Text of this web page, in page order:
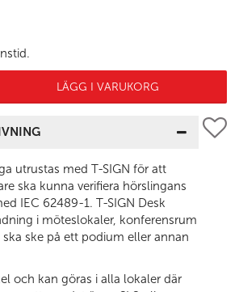
LÄGG I VARUKORG
utrustas med T-SIGN för att
ska kunna verifiera hörslingans
IEC 62489-1. T-SIGN Desk
i möteslokaler, konferensrum
ske på ett podium eller annan
och kan göras i alla lokaler där